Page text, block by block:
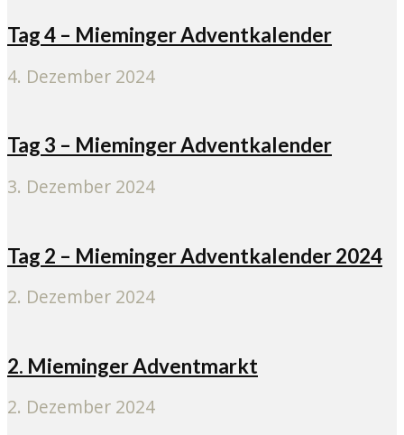
Tag 4 – Mieminger Adventkalender
4. Dezember 2024
Tag 3 – Mieminger Adventkalender
3. Dezember 2024
Tag 2 – Mieminger Adventkalender 2024
2. Dezember 2024
2. Mieminger Adventmarkt
2. Dezember 2024